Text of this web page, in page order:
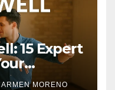
15 Expert
MORENO